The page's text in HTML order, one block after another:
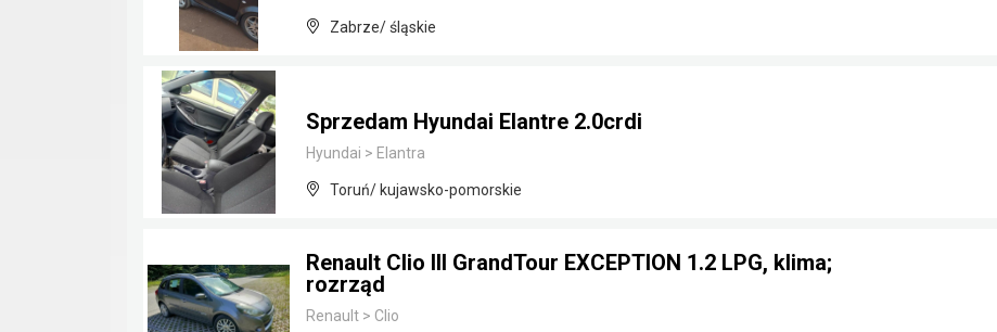
Zabrze/ śląskie
Sprzedam Hyundai Elantre 2.0crdi
Hyundai > Elantra
Toruń/ kujawsko-pomorskie
Renault Clio III GrandTour EXCEPTION 1.2 LPG, klima;
rozrząd
Renault > Clio